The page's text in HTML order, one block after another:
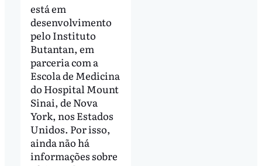
está em
desenvolvimento
pelo Instituto
Butantan, em
parceria com a
Escola de Medicina
do Hospital Mount
Sinai, de Nova
York, nos Estados
Unidos. Por isso,
ainda não há
informações sobre